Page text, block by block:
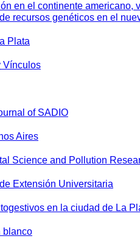
en el continente americano,
recursos genéticos en el
Plata
Vínculos
of SADIO
Aires
Science and Pollution
Extensión Universitaria
en la ciudad de La
blanco